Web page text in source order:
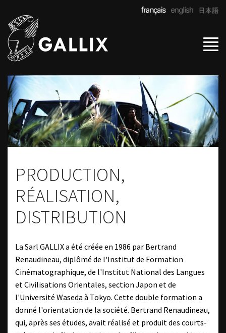
PRODUCTION,
RÉALISATION,
DISTRIBUTION
La Sarl GALLIX a été créée en 1986 par Bertrand
Renaudineau, diplômé de l'Institut de Formation
Cinématographique, de l'Institut National des Langues
et Civilisations Orientales, section Japon et de
l'Université Waseda à Tokyo. Cette double formation a
donné l'orientation de la société. Bertrand Renaudineau,
qui, après ses études, avait réalisé et produit des courts-